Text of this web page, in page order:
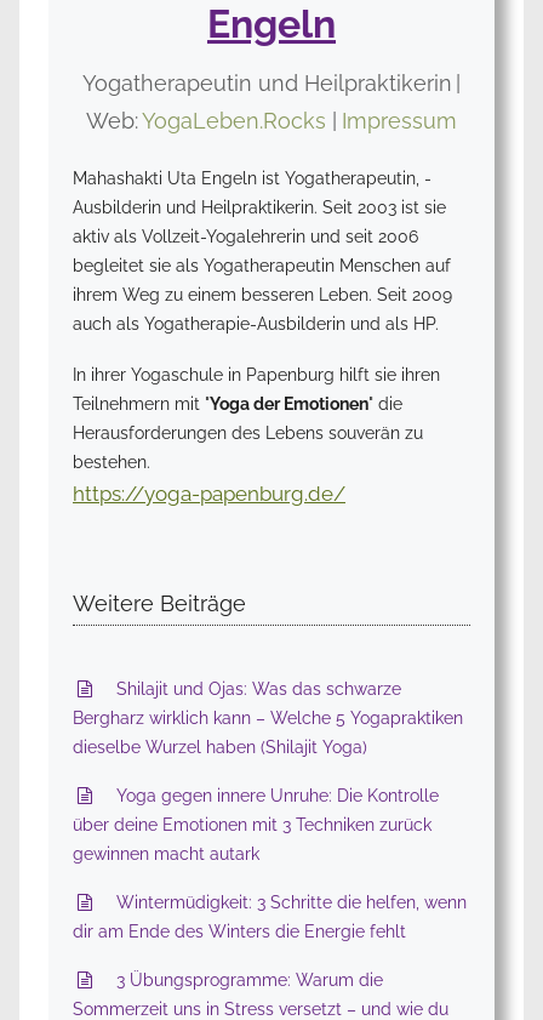
Engeln
Yogatherapeutin und Heilpraktikerin
Web:YogaLeben.Rocks Impressum
Mahashakti Uta Engeln ist Yogatherapeutin, -
Ausbilderin und Heilpraktikerin. Seit 2003 ist sie
aktiv als Vollzeit-Yogalehrerin und seit 2006
begleitet sie als Yogatherapeutin Menschen auf
ihrem Weg zu einem besseren Leben. Seit 2009
auch als Yogatherapie-Ausbilderin und als HP.
In ihrer Yogaschule in Papenburg hilft sie ihren
Teilnehmern mit "Yoga der Emotionen" die
Herausforderungen des Lebens souverän zu
bestehen.
https://yoga-papenburg.de/
Weitere Beiträge
Shilajit und Ojas: Was das schwarze
Bergharz wirklich kann – Welche 5 Yogapraktiken
dieselbe Wurzel haben (Shilajit Yoga)
Yoga gegen innere Unruhe: Die Kontrolle
über deine Emotionen mit 3 Techniken zurück
gewinnen macht autark
Wintermüdigkeit: 3 Schritte die helfen, wenn
dir am Ende des Winters die Energie fehlt
3 Übungsprogramme: Warum die
Sommerzeit uns in Stress versetzt – und wie du